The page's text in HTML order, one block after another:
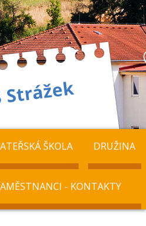
ŠKOLA DRUŽINA
- KONTAKTY